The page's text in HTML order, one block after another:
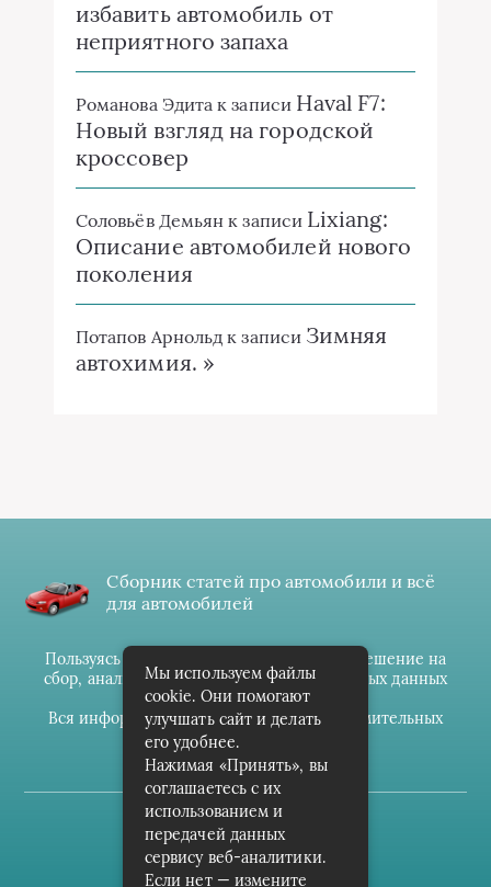
избавить автомобиль от
неприятного запаха
Романова Эдита к записи Haval F7:
Новый взгляд на городской
кроссовер
Соловьёв Демьян к записи Lixiang:
Описание автомобилей нового
поколения
Потапов Арнольд к записи Зимняя
автохимия. »
Сборник статей про автомобили и всё
для автомобилей
Пользуясь данным ресурсом вы даёте разрешение на
сбор, анализ и хранение своих персональных данных
согласноПравилам
Вся информация предоставлена в ознакомительных
целях.
(c) cpark-avto.ru
Карта сайта
Мы используем файлы
cookie. Они помогают
улучшать сайт и делать
его удобнее.
Нажимая «Принять», вы
соглашаетесь с их
использованием и
передачей данных
сервису веб-аналитики.
Если нет — измените